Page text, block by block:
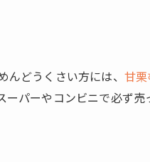
んどうくさい方には、 甘栗
パーやコンビニで必ず売